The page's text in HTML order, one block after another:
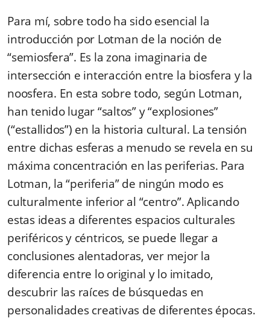
Para mí, sobre todo ha sido esencial la
introducción por Lotman de la noción de
“semiosfera”. Es la zona imaginaria de
intersección e interacción entre la biosfera y la
noosfera. En esta sobre todo, según Lotman,
han tenido lugar “saltos” y “explosiones”
(“estallidos”) en la historia cultural. La tensión
entre dichas esferas a menudo se revela en su
máxima concentración en las periferias. Para
Lotman, la “periferia” de ningún modo es
culturalmente inferior al “centro”. Aplicando
estas ideas a diferentes espacios culturales
periféricos y céntricos, se puede llegar a
conclusiones alentadoras, ver mejor la
diferencia entre lo original y lo imitado,
descubrir las raíces de búsquedas en
personalidades creativas de diferentes épocas.